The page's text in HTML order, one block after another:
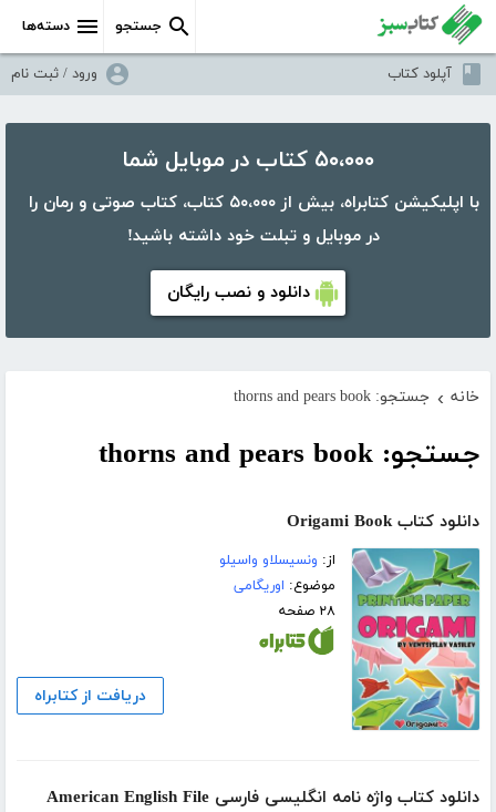
دسته‌ها جستجو
آپلود کتاب ورود / ثبت نام
۵۰،۰۰۰ کتاب در موبایل شما
با اپلیکیشن کتابراه، بیش از ۵۰،۰۰۰ کتاب، کتاب صوتی و رمان را
در موبایل و تبلت خود داشته باشید!
دانلود و نصب رایگان
خانه › جستجو: thorns and pears book
جستجو: thorns and pears book
دانلود کتاب Origami Book
از: ونسیسلاو واسیلو
موضوع: اوریگامی
۲۸ صفحه
دریافت از کتابراه
دانلود کتاب واژه نامه انگلیسی فارسی American English File